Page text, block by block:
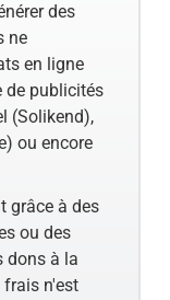
des
ne
en ligne
de publicités
(Solikend),
ou encore
grâce à des
ou des
dons à la
frais n'est